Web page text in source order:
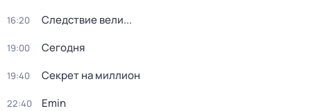
16:20 Следствие вели...
19:00 Сегодня
19:40 Секрет на миллион
22:40 Emin